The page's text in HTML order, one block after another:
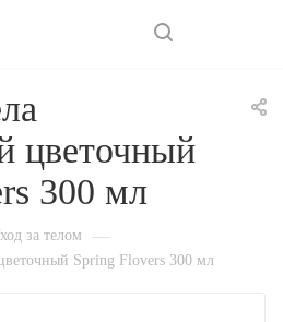
цветочный
300 мл
за телом —
Spring Flovers 300 мл